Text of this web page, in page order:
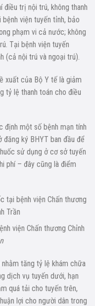
điều trị nội trú, không thanh
viện tuyến tỉnh, bảo
phạm vi cả nước; không
Tại bệnh viện tuyến
(cả nội trú và ngoại trú).
xuất của Bộ Y tế là giảm
tỷ lệ thanh toán cho điều
định một số bệnh mạn tính
ký BHYT ban đầu để
sử dụng ở cơ sở tuyến
phí – đây cũng là điểm
viện Chấn thương Chỉnh
tăng tỷ lệ khám chữa
dịch vụ tuyến dưới, hạn
quá tải cho tuyến trên,
lợi cho người dân trong